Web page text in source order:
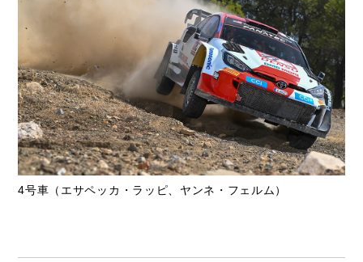
4号車（エサペッカ・ラッピ、ヤンネ・フェルム）